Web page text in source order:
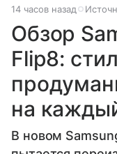
14 часов назад
Обзор
Flip8:
на
В новом